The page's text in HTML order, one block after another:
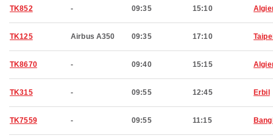
TK852 - 09:35 15:10
TK125 Airbus A350 09:35 17:10
TK8670 - 09:40 15:15
TK315 - 09:55 12:45 Erbil
TK7559 - 09:55 11:15